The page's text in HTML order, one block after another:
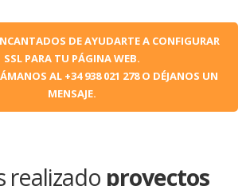
DE AYUDARTE A CONFIGURAR
SSL PARA TU PÁGINA WEB.
AL +34 938 021 278 O DÉJANOS UN
MENSAJE.
realizado proyectos